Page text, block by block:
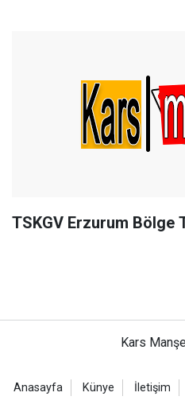
TSKGV Erzurum Bölge
Kars
Anasayfa Künye İletişim